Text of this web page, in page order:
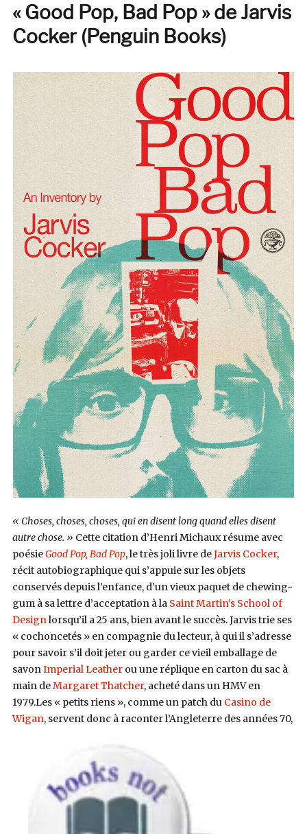
« Good Pop, Bad Pop » de Jarvis
Cocker (Penguin Books)
« Choses, choses, choses, qui en disent long quand elles disent
autre chose. » Cette citation d’Henri Michaux résume avec
poésieGood Pop, Bad Pop, le très joli livre deJarvis Cocker,
récit autobiographique qui s’appuie sur les objets
conservés depuis l’enfance, d’un vieux paquet de chewing-
gum à sa lettre d’acceptation à la Saint Martin’s School of
Designlorsqu’il a 25 ans, bien avant le succès. Jarvis trie ses
« cochoncetés » en compagnie du lecteur, à qui il s’adresse
pour savoir s’il doit jeter ou garder ce vieil emballage de
savonImperial Leatherou une réplique en carton du sac à
main deMargaret Thatcher, acheté dans un HMV en
1979.Les « petits riens », comme un patch du Casino de
Wigan, servent donc à raconter l’Angleterre des années 70,